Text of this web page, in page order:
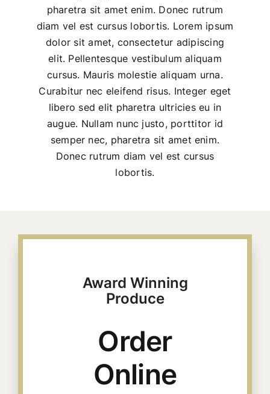
pharetra sit amet enim. Donec rutrum
diam vel est cursus lobortis. Lorem ipsum
dolor sit amet, consectetur adipiscing
elit. Pellentesque vestibulum aliquam
cursus. Mauris molestie aliquam urna.
Curabitur nec eleifend risus. Integer eget
libero sed elit pharetra ultricies eu in
augue. Nullam nunc justo, porttitor id
semper nec, pharetra sit amet enim.
Donec rutrum diam vel est cursus
lobortis.
Award Winning
Produce
Order
Online